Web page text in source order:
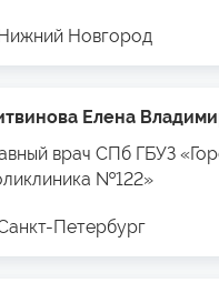
Нижний Новгород
Елена
врач СПб ГБУЗ
№122»
Петербург